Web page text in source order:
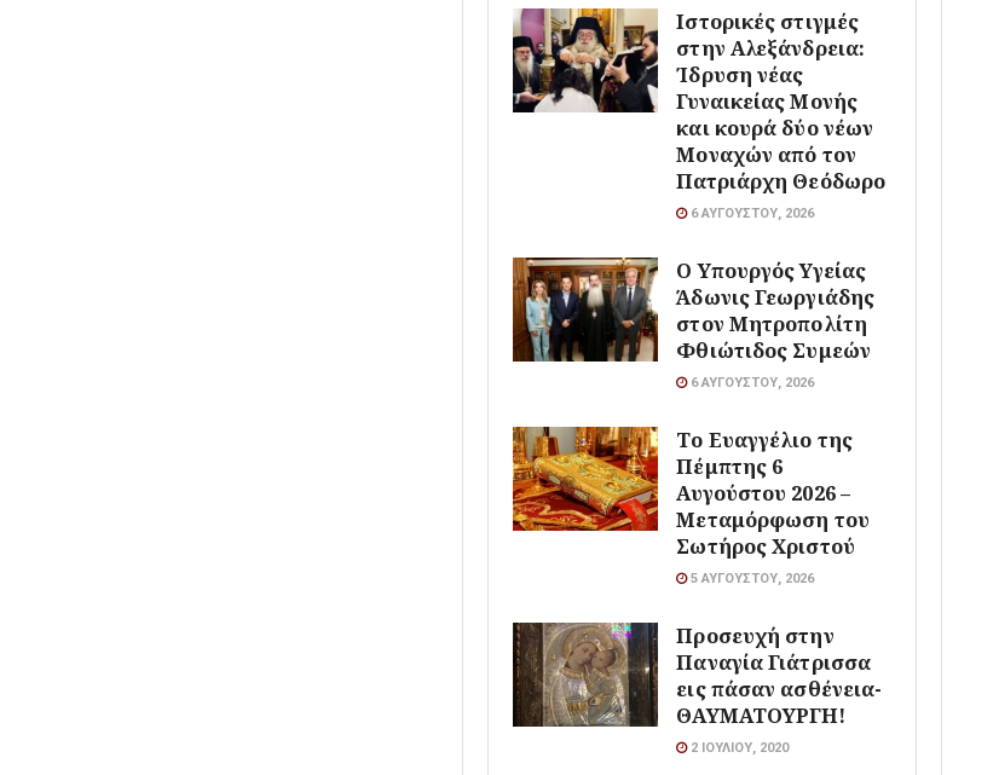
Ιστορικές στιγμές
στην Αλεξάνδρεια:
Ίδρυση νέας
Γυναικείας Μονής
και κουρά δύο νέων
Μοναχών από τον
Πατριάρχη Θεόδωρο
6 ΑΥΓΟΎΣΤΟΥ, 2026
O Υπουργός Υγείας
Άδωνις Γεωργιάδης
στον Μητροπολίτη
Φθιώτιδος Συμεών
6 ΑΥΓΟΎΣΤΟΥ, 2026
Το Ευαγγέλιο της
Πέμπτης 6
Αυγούστου 2026 –
Μεταμόρφωση του
Σωτήρος Χριστού
5 ΑΥΓΟΎΣΤΟΥ, 2026
Προσευχή στην
Παναγία Γιάτρισσα
εις πάσαν ασθένεια-
ΘΑΥΜΑΤΟΥΡΓΗ!
2 ΙΟΥΛΊΟΥ, 2020